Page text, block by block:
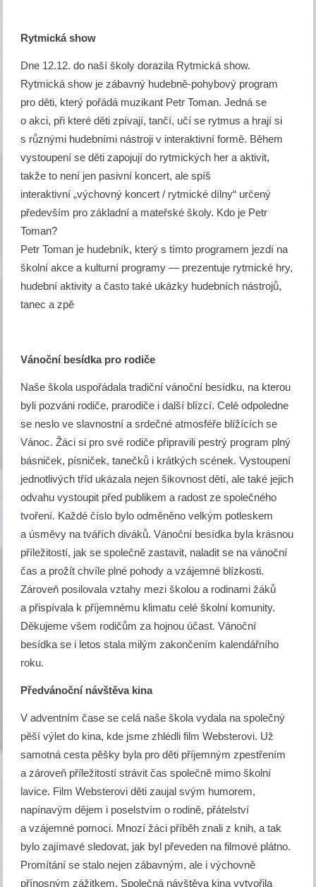
Rytmická show
Dne 12.12. do naší školy dorazila Rytmická show.
Rytmická show je zábavný hudebně-pohybový program
pro děti, který pořádá muzikant Petr Toman. Jedná se
o akci, při které děti zpívají, tančí, učí se rytmus a hrají si
s různými hudebními nástroji v interaktivní formě. Během
vystoupení se děti zapojují do rytmických her a aktivit,
takže to není jen pasivní koncert, ale spíš
interaktivní „výchovný koncert / rytmické dílny“ určený
především pro základní a mateřské školy. Kdo je Petr
Toman?
Petr Toman je hudebník, který s tímto programem jezdí na
školní akce a kulturní programy — prezentuje rytmické hry,
hudební aktivity a často také ukázky hudebních nástrojů,
tanec a zpě
Vánoční besídka pro rodiče
Naše škola uspořádala tradiční vánoční besídku, na kterou
byli pozváni rodiče, prarodiče i další blízcí. Celé odpoledne
se neslo ve slavnostní a srdečné atmosféře blížících se
Vánoc. Žáci si pro své rodiče připravili pestrý program plný
básniček, písniček, tanečků i krátkých scének. Vystoupení
jednotlivých tříd ukázala nejen šikovnost dětí, ale také jejich
odvahu vystoupit před publikem a radost ze společného
tvoření. Každé číslo bylo odměněno velkým potleskem
a úsměvy na tvářích diváků. Vánoční besídka byla krásnou
příležitostí, jak se společně zastavit, naladit se na vánoční
čas a prožít chvíle plné pohody a vzájemné blízkosti.
Zároveň posilovala vztahy mezi školou a rodinami žáků
a přispívala k příjemnému klimatu celé školní komunity.
Děkujeme všem rodičům za hojnou účast. Vánoční
besídka se i letos stala milým zakončením kalendářního
roku.
Předvánoční návštěva kina
V adventním čase se celá naše škola vydala na společný
pěší výlet do kina, kde jsme zhlédli film Websterovi. Už
samotná cesta pěšky byla pro děti příjemným zpestřením
a zároveň příležitostí strávit čas společně mimo školní
lavice. Film Websterovi děti zaujal svým humorem,
napínavým dějem i poselstvím o rodině, přátelství
a vzájemné pomoci. Mnozí žáci příběh znali z knih, a tak
bylo zajímavé sledovat, jak byl převeden na filmové plátno.
Promítání se stalo nejen zábavným, ale i výchovně
přínosným zážitkem. Společná návštěva kina vytvořila